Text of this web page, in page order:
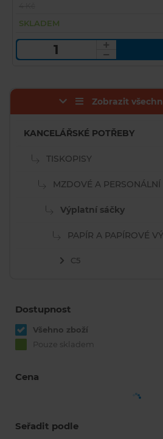
SKLADEM
Zobrazit
KANCELÁŘSKÉ POTŘEBY
TISKOPISY
MZDOVÉ A PERSONÁLNÍ
Výplatní sáčky
PAPÍR A PAPÍROVÉ
C5
Dostupnost
Všehno zboží
Pouze skladem
Cena
Seřadit podle